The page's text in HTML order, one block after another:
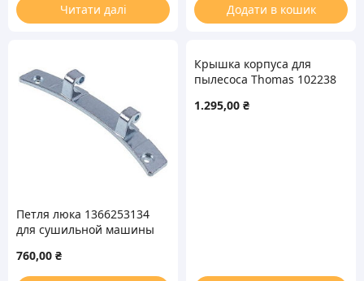
Читати далі Додати в кошик
Петля люка 1366253134
для сушильной машины
760,00 ₴
Крышка корпуса для
пылесоса Thomas 102238
1.295,00 ₴